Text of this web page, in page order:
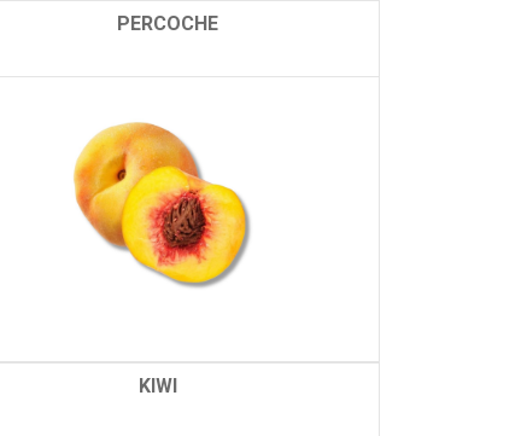
PERCOCHE
KIWI